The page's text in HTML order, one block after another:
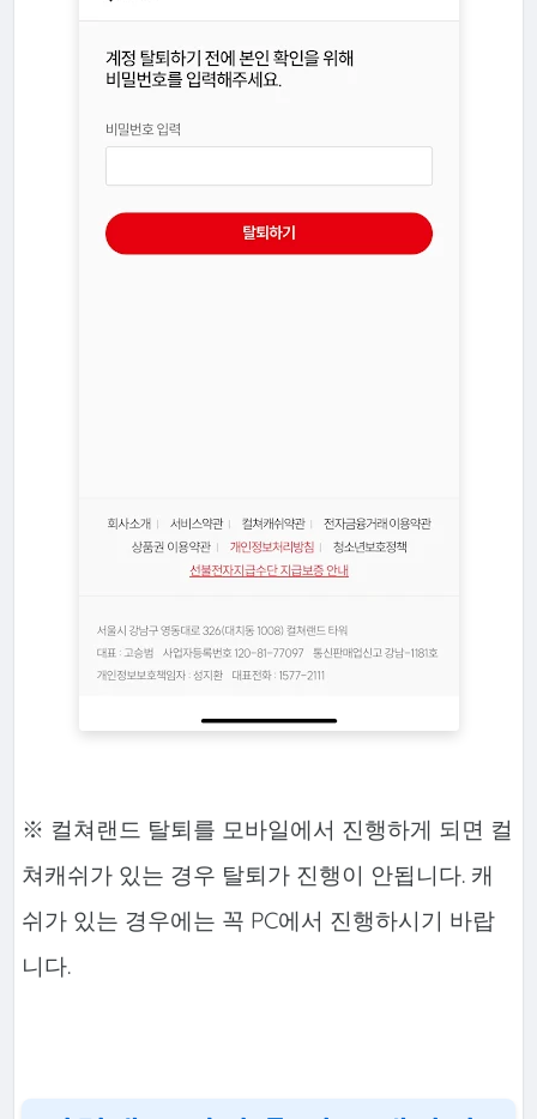
※ 컬쳐랜드 탈퇴를 모바일에서 진행하게 되면 컬
쳐캐쉬가 있는 경우 탈퇴가 진행이 안됩니다. 캐
쉬가 있는 경우에는 꼭 PC에서 진행하시기 바랍
니다.